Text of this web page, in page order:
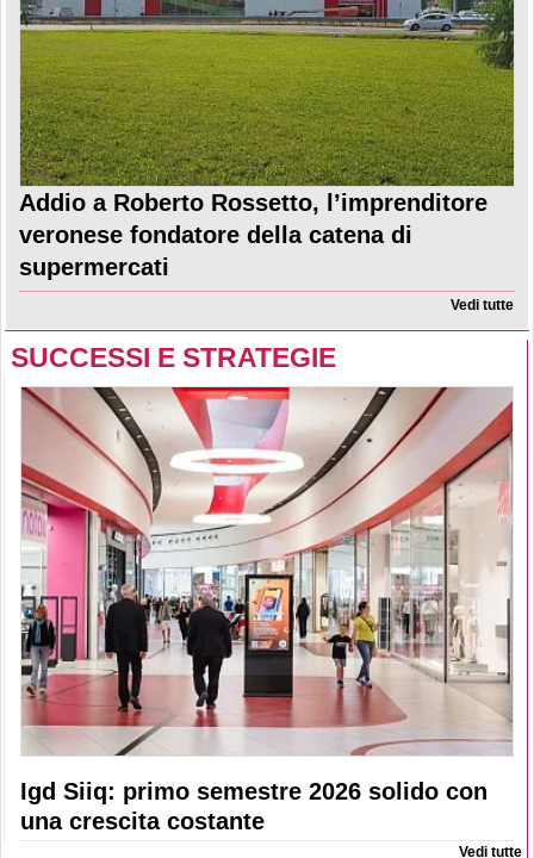
Addio a Roberto Rossetto, l’imprenditore
veronese fondatore della catena di
supermercati
Vedi tutte
SUCCESSI E STRATEGIE
Igd Siiq: primo semestre 2026 solido con
una crescita costante
Vedi tutte